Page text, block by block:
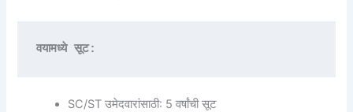
वयामध्ये सूट:
SC/ST उमेदवारांसाठी: 5 वर्षांची सूट